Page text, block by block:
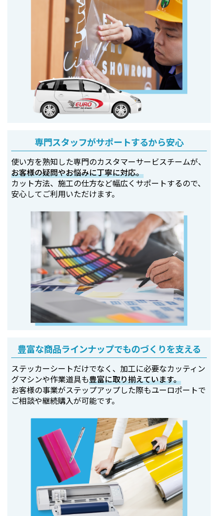
専門スタッフがサポートするから安心
使い方を熟知した専門のカスタマーサービスチームが、
お客様の疑問やお悩みに丁寧に対応。
カット方法、施工の仕方など幅広くサポートするので、
安心してご利用いただけます。
豊富な商品ラインナップでものづくりを支える
ステッカーシートだけでなく、加工に必要なカッティン
グマシンや作業道具も豊富に取り揃えています。
お客様の事業がステップアップした際もユーロポートで
ご相談や継続購入が可能です。